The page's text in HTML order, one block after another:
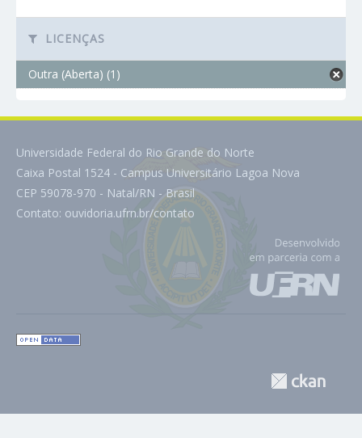
LICENÇAS
Outra (Aberta) (1)
Universidade Federal do Rio Grande do Norte
Caixa Postal 1524 - Campus Universitário Lagoa Nova
CEP 59078-970 - Natal/RN - Brasil
Contato: ouvidoria.ufrn.br/contato